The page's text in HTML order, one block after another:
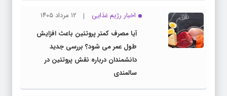
اخبار رژیم غذایی
۱۲ مرداد ۱۴۰۵
آیا مصرف کمتر پروتئین باعث افزایش
طول عمر می شود؟ بررسی جدید
دانشمندان درباره نقش پروتئین در
سالمندی